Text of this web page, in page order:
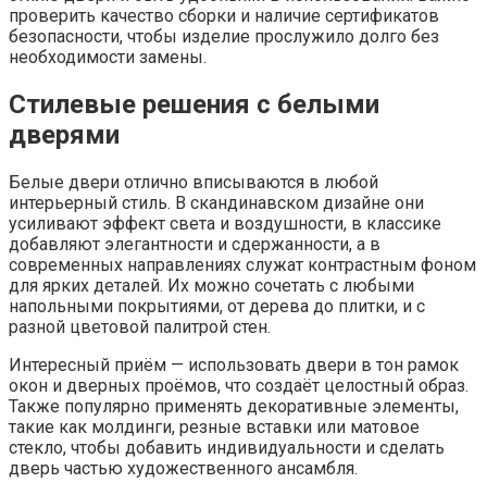
проверить качество сборки и наличие сертификатов
безопасности, чтобы изделие прослужило долго без
необходимости замены.
Стилевые решения с белыми
дверями
Белые двери отлично вписываются в любой
интерьерный стиль. В скандинавском дизайне они
усиливают эффект света и воздушности, в классике
добавляют элегантности и сдержанности, а в
современных направлениях служат контрастным фоном
для ярких деталей. Их можно сочетать с любыми
напольными покрытиями, от дерева до плитки, и с
разной цветовой палитрой стен.
Интересный приём — использовать двери в тон рамок
окон и дверных проёмов, что создаёт целостный образ.
Также популярно применять декоративные элементы,
такие как молдинги, резные вставки или матовое
стекло, чтобы добавить индивидуальности и сделать
дверь частью художественного ансамбля.